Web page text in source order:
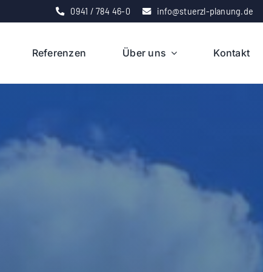
0941 / 784 46-0 info@stuerzl-planung.de
Referenzen Über uns Kontakt